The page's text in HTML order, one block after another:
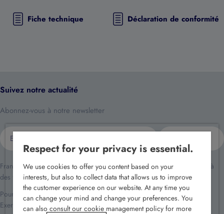
Fiche technique Déclaration de conformité
Suivez notre actualité
Abonnez-vous à notre newsletter
mail
France Sécurité traite vos données dans le cadre de la relation client et à
des fins de prospection commerciale.
Pour en savoir plus reportez-vous à notre
politique de confidentialité
Exercez vos droits en écrivant àrgpd@france-securite.fr .
Respect for your privacy is essential.
We use cookies to offer you content based on your
interests, but also to collect data that allows us to improve
the customer experience on our website. At any time you
can change your mind and change your preferences. You
can also consult our cookie management policy for more